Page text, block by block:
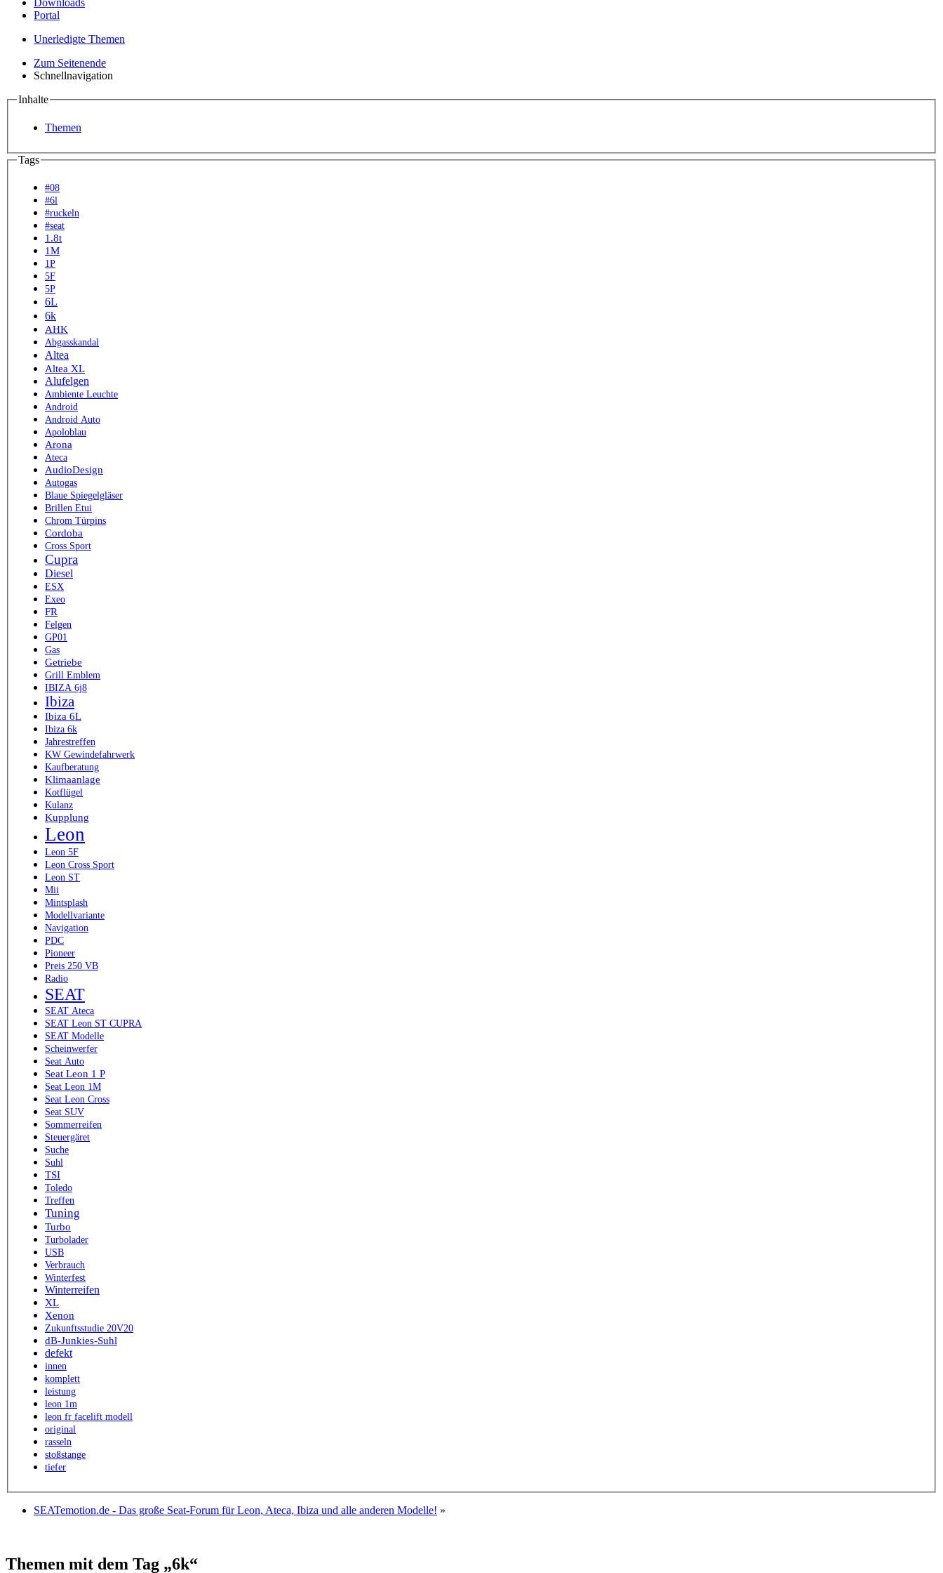
Downloads
Portal
Unerledigte Themen
Zum Seitenende
Schnellnavigation
Inhalte
Themen
Tags
#08
#6l
#ruckeln
#seat
1.8t
1M
1P
5F
5P
6L
6k
AHK
Abgasskandal
Altea
Altea XL
Alufelgen
Ambiente Leuchte
Android
Android Auto
Apoloblau
Arona
Ateca
AudioDesign
Autogas
Blaue Spiegelgläser
Brillen Etui
Chrom Türpins
Cordoba
Cross Sport
Cupra
Diesel
ESX
Exeo
FR
Felgen
GP01
Gas
Getriebe
Grill Emblem
IBIZA 6j8
Ibiza
Ibiza 6L
Ibiza 6k
Jahrestreffen
KW Gewindefahrwerk
Kaufberatung
Klimaanlage
Kotflügel
Kulanz
Kupplung
Leon
Leon 5F
Leon Cross Sport
Leon ST
Mii
Mintsplash
Modellvariante
Navigation
PDC
Pioneer
Preis 250 VB
Radio
SEAT
SEAT Ateca
SEAT Leon ST CUPRA
SEAT Modelle
Scheinwerfer
Seat Auto
Seat Leon 1 P
Seat Leon 1M
Seat Leon Cross
Seat SUV
Sommerreifen
Steuergäret
Suche
Suhl
TSI
Toledo
Treffen
Tuning
Turbo
Turbolader
USB
Verbrauch
Winterfest
Winterreifen
XL
Xenon
Zukunftsstudie 20V20
dB-Junkies-Suhl
defekt
innen
komplett
leistung
leon 1m
leon fr facelift modell
original
rasseln
stoßstange
tiefer
SEATemotion.de - Das große Seat-Forum für Leon, Ateca, Ibiza und alle anderen Modelle! »
Themen mit dem Tag „6k“